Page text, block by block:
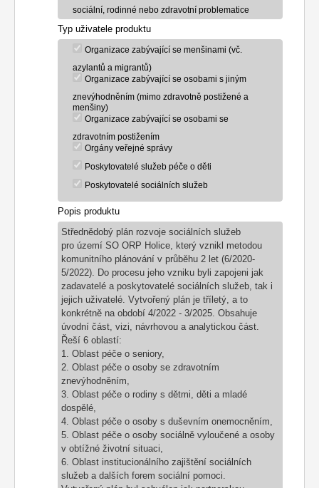
sociální, rodinné nebo zdravotní problematice
Typ uživatele produktu
Organizace zabývající se menšinami (vč.
azylantů a migrantů)
Organizace zabývající se osobami s jiným
znevýhodněním (mimo zdravotně postižené a
menšiny)
Organizace zabývající se osobami se
zdravotním postižením
Orgány veřejné správy
Poskytovatelé služeb péče o děti
Poskytovatelé sociálních služeb
Popis produktu
Střednědobý plán rozvoje sociálních služeb
pro území SO ORP Holice, který vznikl metodou
komunitního plánování v průběhu 2 let (6/2020-
5/2022). Do procesu jeho vzniku byli zapojeni jak
zadavatelé a poskytovatelé sociálních služeb, tak i
jejich uživatelé. Vytvořený plán je tříletý, a to
konkrétně na období 4/2022 - 3/2025. Obsahuje
úvodní část, vizi, návrhovou a analytickou část.
Řeší 6 oblastí:
1. Oblast péče o seniory,
2. Oblast péče o osoby se zdravotním
znevýhodněním,
3. Oblast péče o rodiny s dětmi, děti a mladé
dospělé,
4. Oblast péče o osoby s duševním onemocněním,
5. Oblast péče o osoby sociálně vyloučené a osoby
v obtížné životní situaci,
6. Oblast institucionálního zajištění sociálních
služeb a dalších forem sociální pomoci.